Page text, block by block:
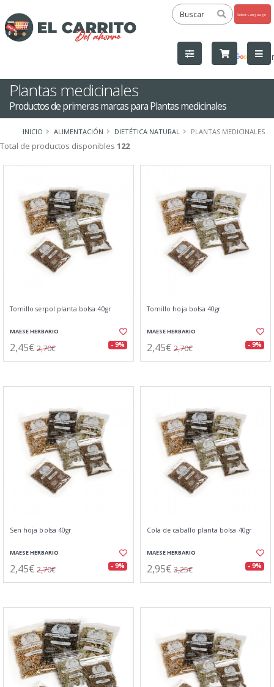
by
Plantas medicinales
Productos de primeras marcas para Plantas medicinales
INICIO ALIMENTACIÓN DIETÉTICA NATURAL PLANTAS MEDICINALES
Total de productos disponibles 122
Tomillo serpol planta bolsa 40gr
MAESE HERBARIO
2,45€ 2,70€ - 9%
Tomillo hoja bolsa 40gr
MAESE HERBARIO
2,45€ 2,70€ - 9%
Sen hoja bolsa 40gr
MAESE HERBARIO
2,45€ 2,70€ - 9%
Cola de caballo planta bolsa 40gr
MAESE HERBARIO
2,95€ 3,25€ - 9%